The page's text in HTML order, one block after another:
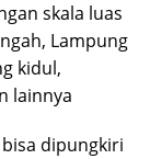
skala luas
Lampung
kidul,
lainnya
dipungkiri